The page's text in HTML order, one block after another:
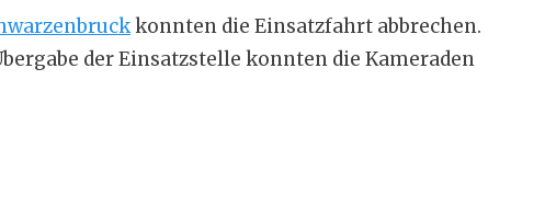
konnten die Einsatzfahrt abbrechen.
der Einsatzstelle konnten die Kameraden